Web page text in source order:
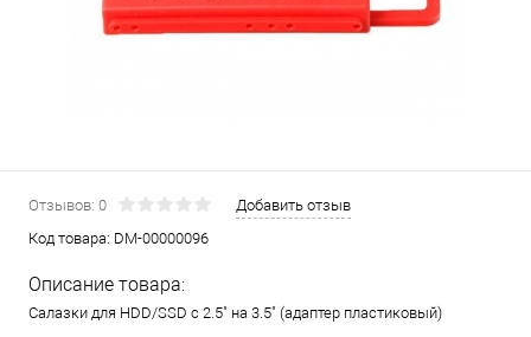
Отзывов: 0
Добавить отзыв
Код товара: DM-00000096
Описание товара:
Салазки для HDD/SSD с 2.5" на 3.5" (адаптер пластиковый)